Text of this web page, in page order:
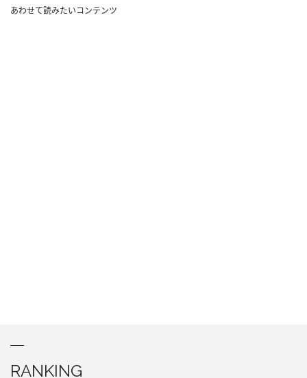
あわせて読みたいコンテンツ
RANKING